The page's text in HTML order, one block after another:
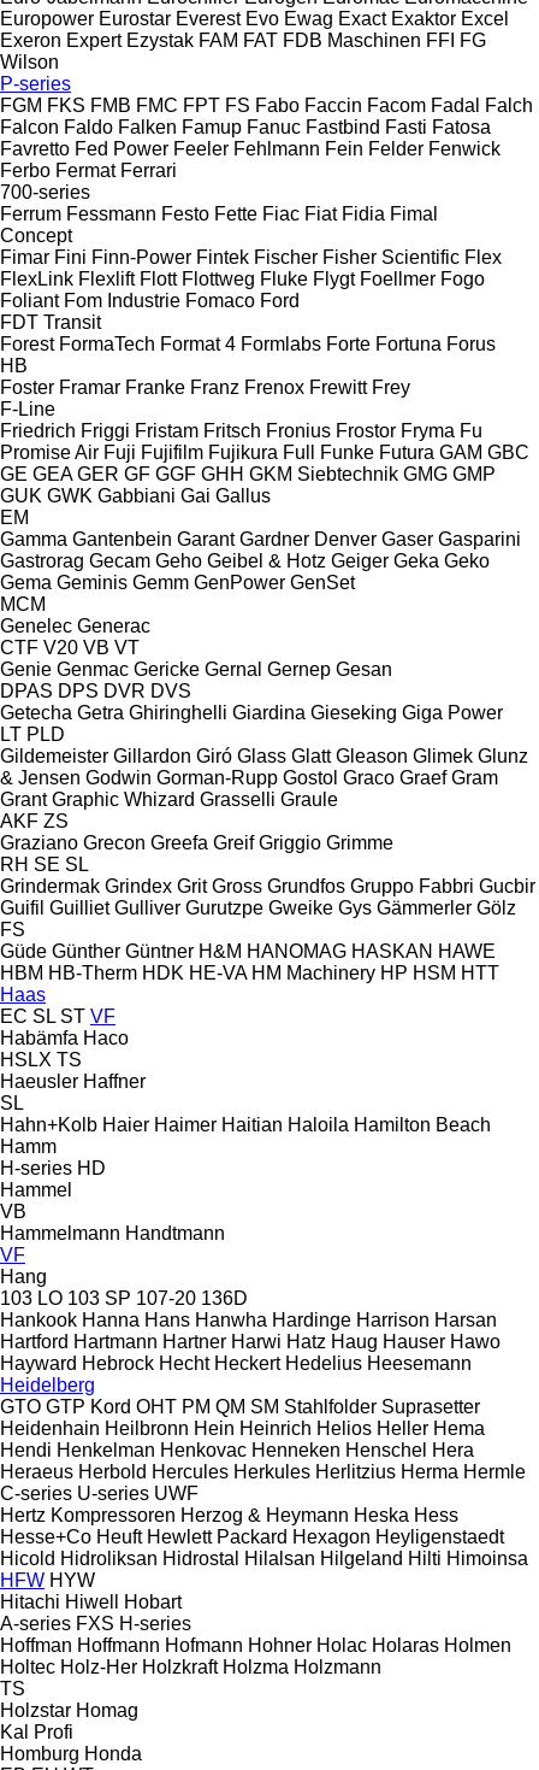
Europower Eurostar Everest Evo Ewag Exact Exaktor Excel
Exeron Expert Ezystak FAM FAT FDB Maschinen FFI FG
Wilson
P-series
FGM FKS FMB FMC FPT FS Fabo Faccin Facom Fadal
Falch
Falcon Faldo Falken Famup Fanuc Fastbind Fasti Fatosa
Favretto Fed Power Feeler Fehlmann Fein Felder Fenwick
Ferbo Fermat Ferrari
700-series
Ferrum Fessmann Festo Fette Fiac Fiat Fidia Fimal
Concept
Fimar Fini Finn-Power Fintek Fischer Fisher Scientific Flex
FlexLink Flexlift Flott Flottweg Fluke Flygt Foellmer Fogo
Foliant Fom Industrie Fomaco Ford
FDT Transit
Forest FormaTech Format 4 Formlabs Forte Fortuna Forus
HB
Foster Framar Franke Franz Frenox Frewitt Frey
F-Line
Friedrich Friggi Fristam Fritsch Fronius Frostor Fryma Fu
Promise Air Fuji Fujifilm Fujikura Full Funke Futura GAM GBC
GE GEA GER GF GGF GHH GKM Siebtechnik GMG GMP
GUK GWK Gabbiani Gai Gallus
EM
Gamma Gantenbein Garant Gardner Denver Gaser Gasparini
Gastrorag Gecam Geho Geibel & Hotz Geiger Geka Geko
Gema Geminis Gemm GenPower GenSet
MCM
Genelec Generac
CTF V20 VB VT
Genie Genmac Gericke Gernal Gernep Gesan
DPAS DPS DVR DVS
Getecha Getra Ghiringhelli Giardina Gieseking Giga Power
LT PLD
Gildemeister Gillardon Giró Glass Glatt Gleason Glimek Glunz
& Jensen Godwin Gorman-Rupp Gostol Graco Graef Gram
Grant Graphic Whizard Grasselli Graule
AKF ZS
Graziano Grecon Greefa Greif Griggio Grimme
RH SE SL
Grindermak Grindex Grit Gross Grundfos Gruppo Fabbri Gucbir
Guifil Guilliet Gulliver Gurutzpe Gweike Gys Gämmerler Gölz
FS
Güde Günther Güntner H&M HANOMAG HASKAN HAWE
HBM HB‑Therm HDK HE-VA HM Machinery HP HSM HTT
Haas
EC SL ST VF
Habämfa Haco
HSLX TS
Haeusler Haffner
SL
Hahn+Kolb Haier Haimer Haitian Haloila Hamilton Beach
Hamm
H-series HD
Hammel
VB
Hammelmann Handtmann
VF
Hang
103 LO 103 SP 107-20 136D
Hankook Hanna Hans Hanwha Hardinge Harrison Harsan
Hartford Hartmann Hartner Harwi Hatz Haug Hauser Hawo
Hayward Hebrock Hecht Heckert Hedelius Heesemann
Heidelberg
GTO GTP Kord OHT PM QM SM Stahlfolder Suprasetter
Heidenhain Heilbronn Hein Heinrich Helios Heller Hema
Hendi Henkelman Henkovac Henneken Henschel Hera
Heraeus Herbold Hercules Herkules Herlitzius Herma Hermle
C-series U-series UWF
Hertz Kompressoren Herzog & Heymann Heska Hess
Hesse+Co Heuft Hewlett Packard Hexagon Heyligenstaedt
Hicold Hidroliksan Hidrostal Hilalsan Hilgeland Hilti Himoinsa
HFW HYW
Hitachi Hiwell
Hobart
A-series FXS H-series
Hoffman Hoffmann Hofmann Hohner Holac Holaras Holmen
Holtec Holz-Her Holzkraft Holzma Holzmann
TS
Holzstar Homag
Kal
Profi
Homburg Honda